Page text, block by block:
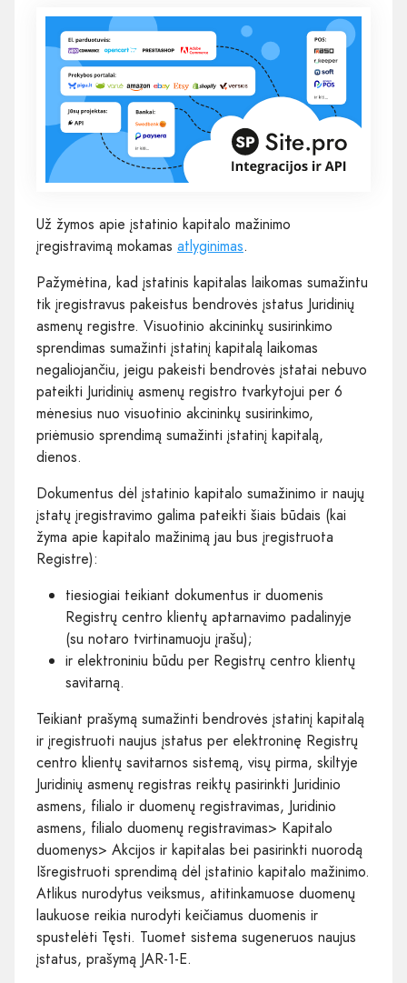
Už žymos apie įstatinio kapitalo mažinimo
įregistravimą mokamas atlyginimas.
Pažymėtina, kad įstatinis kapitalas laikomas sumažintu
tik įregistravus pakeistus bendrovės įstatus Juridinių
asmenų registre. Visuotinio akcininkų susirinkimo
sprendimas sumažinti įstatinį kapitalą laikomas
negaliojančiu, jeigu pakeisti bendrovės įstatai nebuvo
pateikti Juridinių asmenų registro tvarkytojui per 6
mėnesius nuo visuotinio akcininkų susirinkimo,
priėmusio sprendimą sumažinti įstatinį kapitalą,
dienos.
Dokumentus dėl įstatinio kapitalo sumažinimo ir naujų
įstatų įregistravimo galima pateikti šiais būdais (kai
žyma apie kapitalo mažinimą jau bus įregistruota
Registre):
tiesiogiai teikiant dokumentus ir duomenis
Registrų centro klientų aptarnavimo padalinyje
(su notaro tvirtinamuoju įrašu);
ir elektroniniu būdu per Registrų centro klientų
savitarną.
Teikiant prašymą sumažinti bendrovės įstatinį kapitalą
ir įregistruoti naujus įstatus per elektroninę Registrų
centro klientų savitarnos sistemą, visų pirma, skiltyje
Juridinių asmenų registras reiktų pasirinkti Juridinio
asmens, filialo ir duomenų registravimas, Juridinio
asmens, filialo duomenų registravimas> Kapitalo
duomenys> Akcijos ir kapitalas bei pasirinkti nuorodą
Išregistruoti sprendimą dėl įstatinio kapitalo mažinimo.
Atlikus nurodytus veiksmus, atitinkamuose duomenų
laukuose reikia nurodyti keičiamus duomenis ir
spustelėti Tęsti. Tuomet sistema sugeneruos naujus
įstatus, prašymą JAR-1-E.